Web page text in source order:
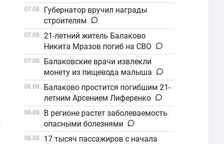
07.08
Губернатор вручил награды
строителям
07.08
21-летний житель Балаково
Никита Мразов погиб на СВО
07.08
Балаковские врачи извлекли
монету из пищевода малыша
06.08
Балаково простится погибшим 21-
летним Арсением Лиференко
06.08
В регионе растет заболеваемость
опасными болезнями
06.08
17 тысяч пассажиров с начала